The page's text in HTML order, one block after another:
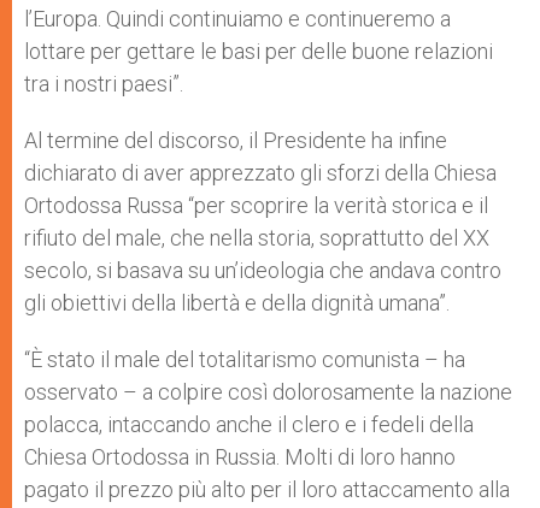
l’Europa. Quindi continuiamo e continueremo a
lottare per gettare le basi per delle buone relazioni
tra i nostri paesi”.
Al termine del discorso, il Presidente ha infine
dichiarato di aver apprezzato gli sforzi della Chiesa
Ortodossa Russa “per scoprire la verità storica e il
rifiuto del male, che nella storia, soprattutto del XX
secolo, si basava su un’ideologia che andava contro
gli obiettivi della libertà e della dignità umana”.
“È stato il male del totalitarismo comunista – ha
osservato – a colpire così dolorosamente la nazione
polacca, intaccando anche il clero e i fedeli della
Chiesa Ortodossa in Russia. Molti di loro hanno
pagato il prezzo più alto per il loro attaccamento alla